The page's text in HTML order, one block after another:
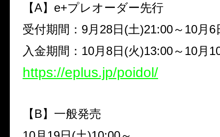
【A】 e+プレオーダー先行
受付期間： 9月 28日(土)21:00～ 10月 6
入金期間： 10月 8日(火)13:00～ 10月
https://eplus.jp/poidol/
【B】一般発売